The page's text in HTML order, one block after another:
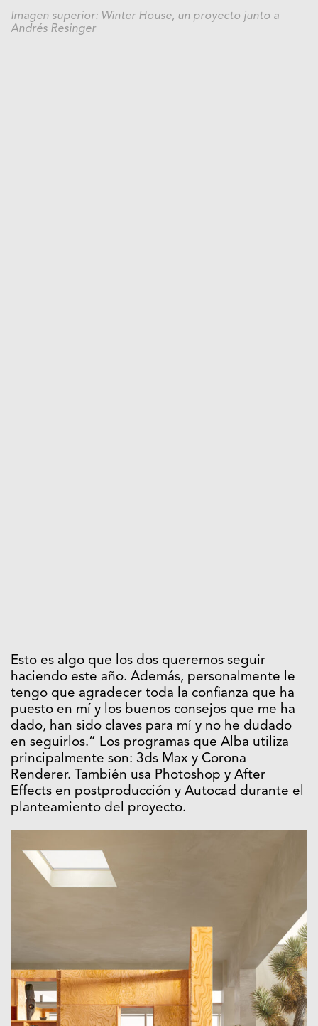
Imagen superior: Winter House, un proyecto junto a
Andrés Resinger
Esto es algo que los dos queremos seguir
haciendo este año. Además, personalmente le
tengo que agradecer toda la confianza que ha
puesto en mí y los buenos consejos que me ha
dado, han sido claves para mí y no he dudado
en seguirlos.” Los programas que Alba utiliza
principalmente son: 3ds Max y Corona
Renderer. También usa Photoshop y After
Effects en postproducción y Autocad durante el
planteamiento del proyecto.